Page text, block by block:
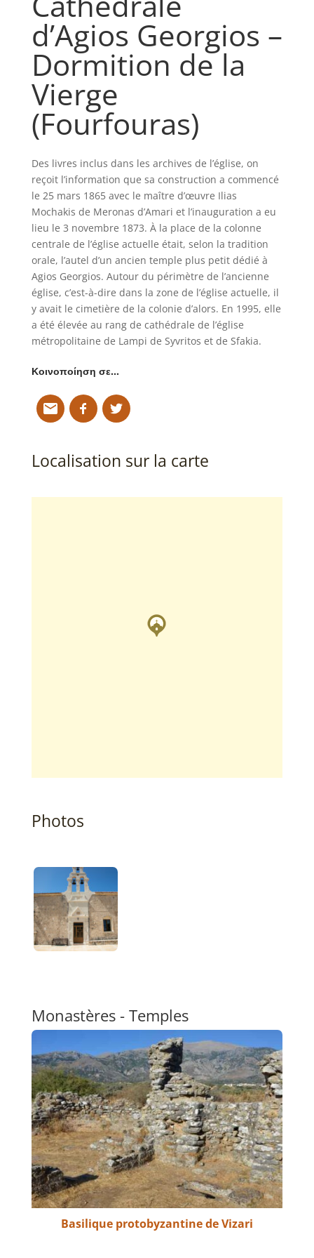
d’Agios Georgios –
Dormition de la
Vierge
(Fourfouras)
Des livres inclus dans les archives de l’église, on
reçoit l’information que sa construction a commencé
le 25 mars 1865 avec le maître d’œuvre Ilias
Mochakis de Meronas d’Amari et l’inauguration a eu
lieu le 3 novembre 1873. À la place de la colonne
centrale de l’église actuelle était, selon la tradition
orale, l’autel d’un ancien temple plus petit dédié à
Agios Georgios. Autour du périmètre de l’ancienne
église, c’est-à-dire dans la zone de l’église actuelle, il
y avait le cimetière de la colonie d’alors. En 1995, elle
a été élevée au rang de cathédrale de l’église
métropolitaine de Lampi de Syvritos et de Sfakia.
Κοινοποίηση σε…
Localisation sur la carte
Photos
Monastères - Temples
Basilique protobyzantine de Vizari